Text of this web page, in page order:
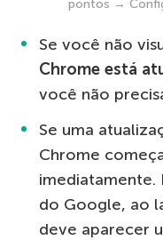
pontos →
Se você não
Chrome está
você não
Se uma
Chrome
do Google, ao
deve aparecer